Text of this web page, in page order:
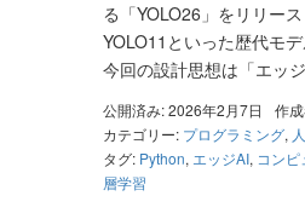
る「YOLO26」をリリー
YOLO11といった歴代モ
今回の設計思想は「エッ
公開済み: 2026年2月7日 作
カテゴリー: プログラミング,
タグ: Python, エッジAI, コン
層学習